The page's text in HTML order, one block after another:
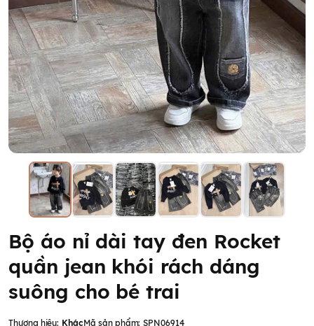
Bộ áo nỉ dài tay đen Rocket
quần jean khói rách dáng
suông cho bé trai
Thương hiệu: KhácMã sản phẩm: SPN06914